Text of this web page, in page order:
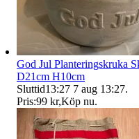
God Jul Planteringskruka
D21cm H10cm
Sluttid13:27 7 aug 13:27.
Pris:99 kr,Köp nu.